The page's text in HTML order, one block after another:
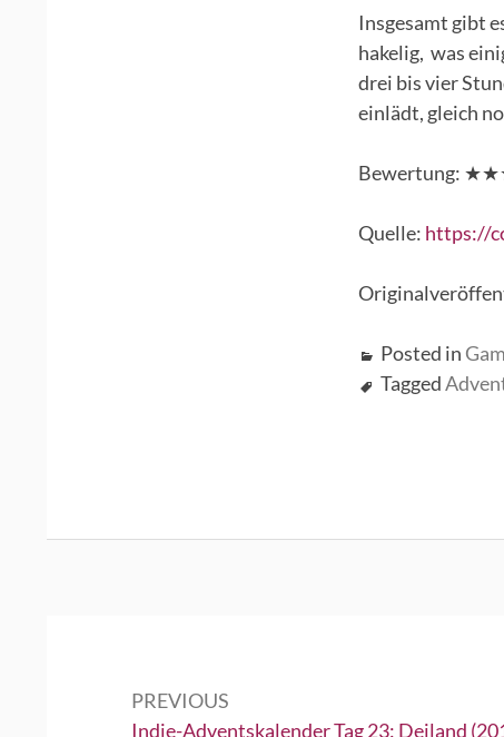
Insgesamt gibt
hakelig, was
drei bis vier
einlädt, gleich
Bewertung:
Quelle: https://
Posted in
Tagged
PREVIOUS
Previous:
Indie-Adventskalender Tag 23: Deiland